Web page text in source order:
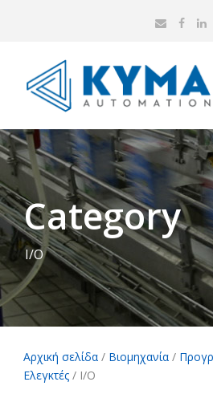
Category
I/O
Αρχική σελίδα / Βιομηχανία /
Ελεγκτές / I/O